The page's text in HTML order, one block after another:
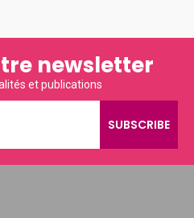
newsletter
et publications